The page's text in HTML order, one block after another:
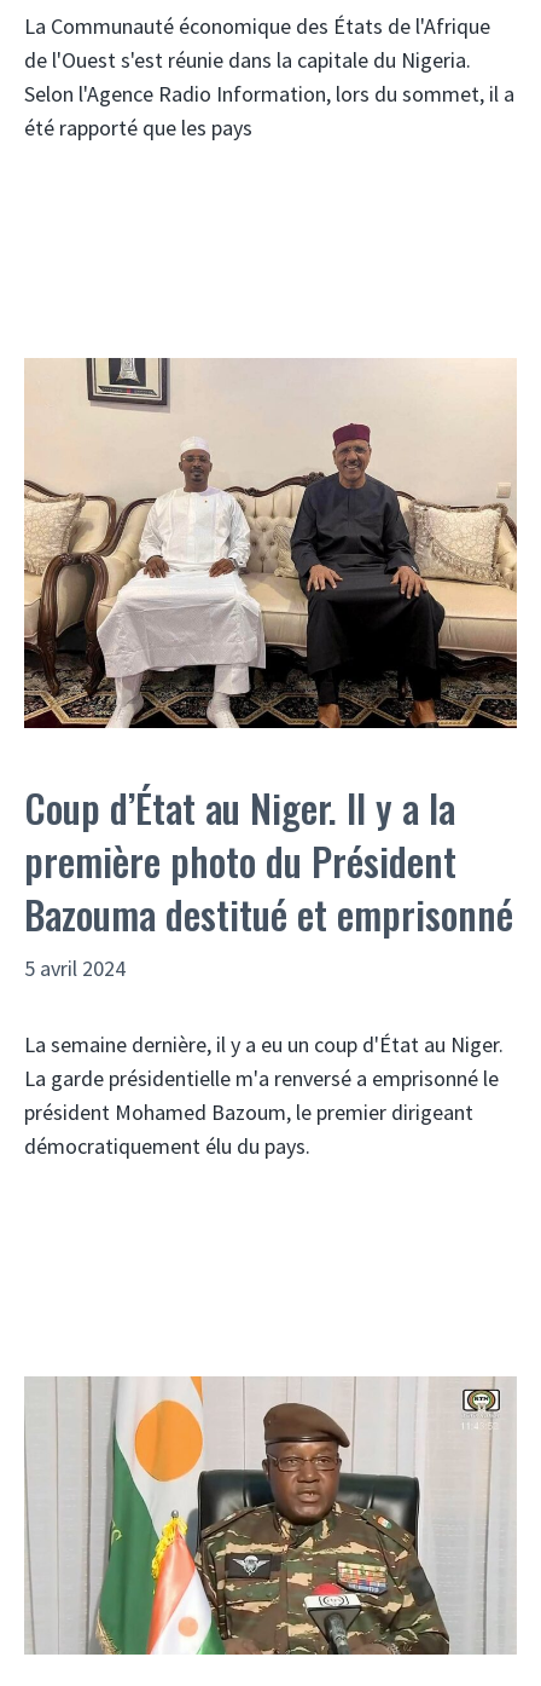
La Communauté économique des États de l'Afrique
de l'Ouest s'est réunie dans la capitale du Nigeria.
Selon l'Agence Radio Information, lors du sommet, il a
été rapporté que les pays
Coup d’État au Niger. Il y a la
première photo du Président
Bazouma destitué et emprisonné
5 avril 2024
La semaine dernière, il y a eu un coup d'État au Niger.
La garde présidentielle m'a renversé a emprisonné le
président Mohamed Bazoum, le premier dirigeant
démocratiquement élu du pays.